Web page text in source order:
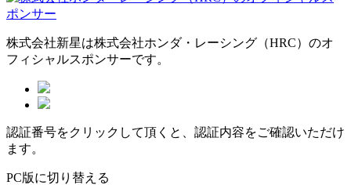
株式会社新星は株式会社ホンダ・レーシング（HRC）のオ
フィシャルスポンサーです。
認証番号をクリックして頂くと、認証内容をご確認いただけ
ます。
PC版に切り替える